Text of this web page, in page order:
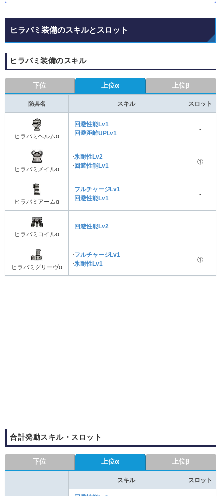
ヒラバミ装備のスキルとスロット
ヒラバミ装備のスキル
下位 上位α 上位β
防具名 スキル スロット
ヒラバミヘルムα
･ 回避性能Lv1
･ 回避距離UPLv1
-
ヒラバミメイルα
･ 氷耐性Lv2
･ 回避性能Lv1
①
ヒラバミアームα
･ フルチャージLv1
･ 回避性能Lv1
-
ヒラバミコイルα
･ 回避性能Lv2 -
ヒラバミグリーヴα
･ フルチャージLv1
･ 氷耐性Lv1
①
合計発動スキル・スロット
下位 上位α 上位β
スキル スロット